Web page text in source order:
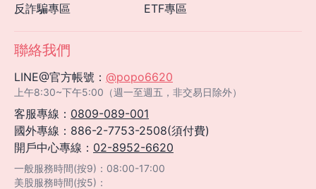
反詐騙專區
ETF專區
聯絡我們
LINE@官方帳號： @popo6620
上午8:30~下午5:00（週一至週五，非交易日除外）
客服專線： 0809-089-001
國外專線：886-2-7753-2508(須付費)
開戶中心專線： 02-8952-6620
一般服務時間(按9)：08:00-17:00
美股服務時間(按5)：